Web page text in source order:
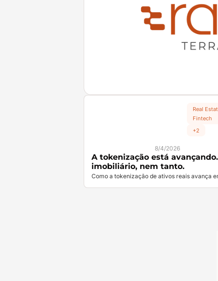
Real
Fintech
+2
8/4/2026
A tokenização está
imobiliário, nem tanto.
Como a tokenização de ativos reais avança